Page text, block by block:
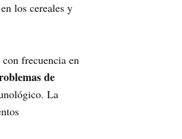
los cereales y
frecuencia en
de
La